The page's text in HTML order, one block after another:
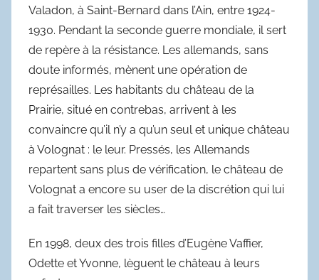
Valadon, à Saint-Bernard dans l’Ain, entre 1924-
1930. Pendant la seconde guerre mondiale, il sert
de repère à la résistance. Les allemands, sans
doute informés, mènent une opération de
représailles. Les habitants du château de la
Prairie, situé en contrebas, arrivent à les
convaincre qu’il n’y a qu’un seul et unique château
à Volognat : le leur. Pressés, les Allemands
repartent sans plus de vérification, le château de
Volognat a encore su user de la discrétion qui lui
a fait traverser les siècles…
En 1998, deux des trois filles d’Eugène Vaffier,
Odette et Yvonne, lèguent le château à leurs